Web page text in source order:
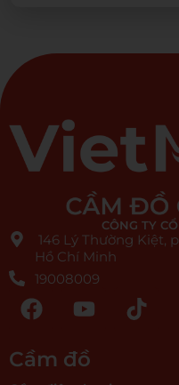
CÔNG TY
146 Lý Thường Kiệt,
Hồ Chí Minh
19008009
Cầm đồ